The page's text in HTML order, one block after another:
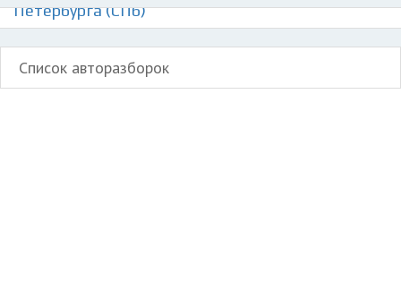
Петербурга (СПб)
Список авторазборок